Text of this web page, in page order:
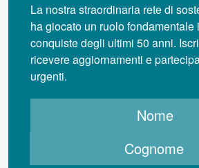
La nostra straordinaria rete di
ha giocato un ruolo fondamentale
conquiste degli ultimi 50 anni.
ricevere aggiornamenti e
urgenti.